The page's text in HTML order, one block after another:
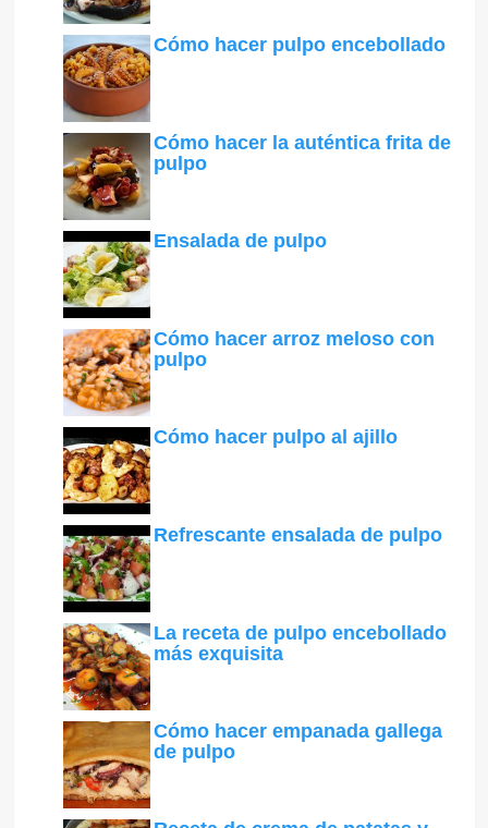
Cómo hacer pulpo encebollado
Cómo hacer la auténtica frita de
pulpo
Ensalada de pulpo
Cómo hacer arroz meloso con
pulpo
Cómo hacer pulpo al ajillo
Refrescante ensalada de pulpo
La receta de pulpo encebollado
más exquisita
Cómo hacer empanada gallega
de pulpo